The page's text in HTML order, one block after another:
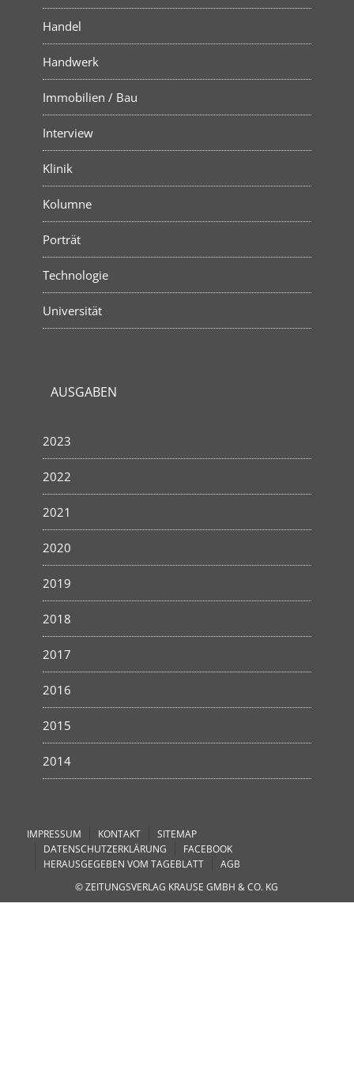
Handel
Handwerk
Immobilien / Bau
Interview
Klinik
Kolumne
Porträt
Technologie
Universität
AUSGABEN
2023
2022
2021
2020
2019
2018
2017
2016
2015
2014
IMPRESSUM KONTAKT
SITEMAP
DATENSCHUTZERKLÄRUNG
FACEBOOK
HERAUSGEGEBEN VOM TAGEBLATT
AGB
© ZEITUNGSVERLAG KRAUSE GMBH & CO. KG